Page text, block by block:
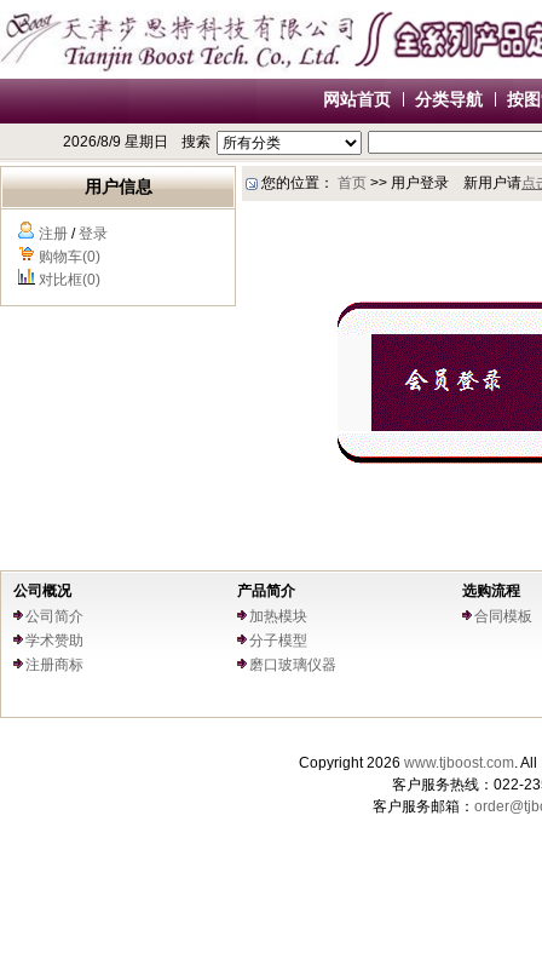
网站首页 分类导航 按
2026/8/9 星期日 搜索
用户信息
注册 /登录
购物车(0)
对比框(0)
您的位置： 首页 >> 用户登录 新用户请点
公司概况
公司简介
学术赞助
注册商标
产品简介
加热模块
分子模型
磨口玻璃仪器
选购流程
合同模板
Copyright 2026 www.tjboost.com.
客户服务热线：022-
客户服务邮箱：